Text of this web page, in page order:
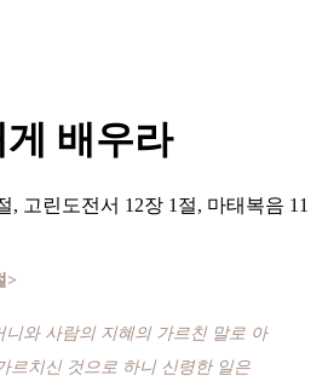
배우라
, 고린도전서 12장 1절, 마태복음 11
>
니와 사람의 지혜의 가르친 말로 아
르치신 것으로 하니 신령한 일은